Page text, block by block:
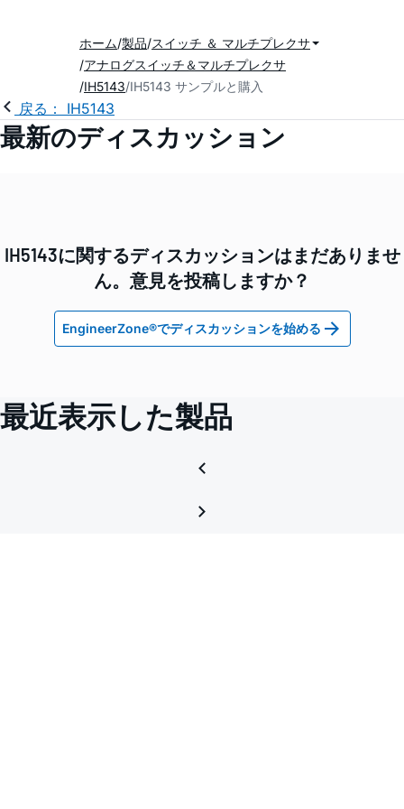
ホーム 製品 スイッチ ＆ マルチプレクサ
アナログスイッチ＆マルチプレクサ
IH5143 IH5143 サンプルと購入
戻る： IH5143
最新のディスカッション
IH5143に関するディスカッションはまだありませ
ん。意見を投稿しますか？
EngineerZone®でディスカッションを始める
最近表示した製品